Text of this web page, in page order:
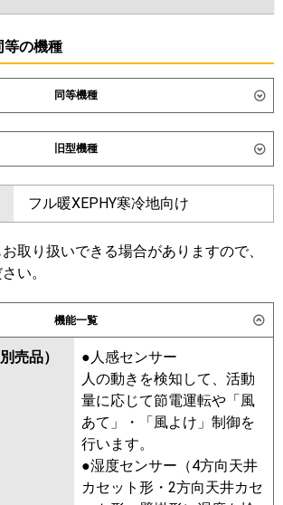
等の機種
同等機種
SZRB112C SDRB112BB
GBHA11211MUB GBSA11214MUB
PDZ-HRMP112G6 PDZ-
ERMP112G6
RCB-GP112RHN5 RCB-
GP112RSH12
FDRV1126H6S-ca
FDRV1126H6S-
PA-P112F7KC PA-P112F7KNC
PA-P112F7HNC PA-P112F7HC
旧型機種
SZRB112BY SZRB112BJ
SDRB112B SZRB112BF
SZRB112BC
RBSA11234MUB
RBHA11231MUB
RBSA11233MU RBHA11231M
ABHA11254M
ABEA11237M RBSA11233M
ABEA11257M ABSA11257M
PDZ-HRMP112G5 PDZ-
ERMP112G5
PDZ-HRMP112G4
PDZ-ERMP112G4
HRMP112G3 PDZ-ERMP112G3
PDZ-HRMP112G2
PDZ-
フル暖XEPHY寒冷地向け
取り扱いできる場合がありますので、
い。
機能一覧
売品）
●人感センサー
人の動きを検知して、活動
量に応じて節電運転や「風
あて」・「風よけ」制御を
行います。
●湿度センサー（4方向天井
カセット形・2方向天井カセ